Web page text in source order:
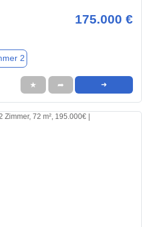
175.000 €
2
★ ➦ ➜